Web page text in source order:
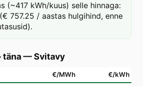
(~417 kWh/kuus) selle hinnaga:
757.25 / aastas hulgihind, enne
täna—Svitavy
€/MWh €/kWh